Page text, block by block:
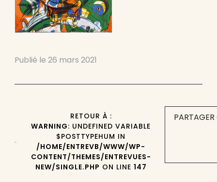
Publié le 26 mars 2021
RETOUR À :
WARNING: UNDEFINED VARIABLE
$POSTTYPEHUM IN
/HOME/ENTREVB/WWW/WP-
CONTENT/THEMES/ENTREVUES-
NEW/SINGLE.PHP ON LINE 147